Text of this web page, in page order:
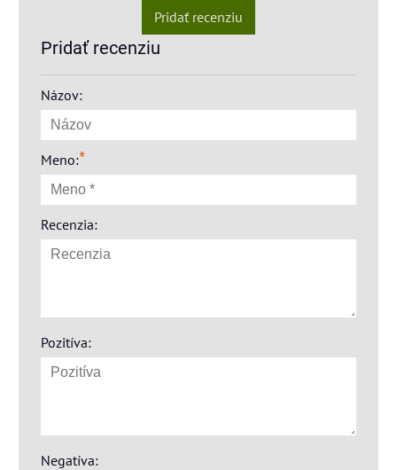
Pridať recenziu
Pridať recenziu
Názov:
Meno:*
Recenzia:
Pozitíva:
Negatíva: